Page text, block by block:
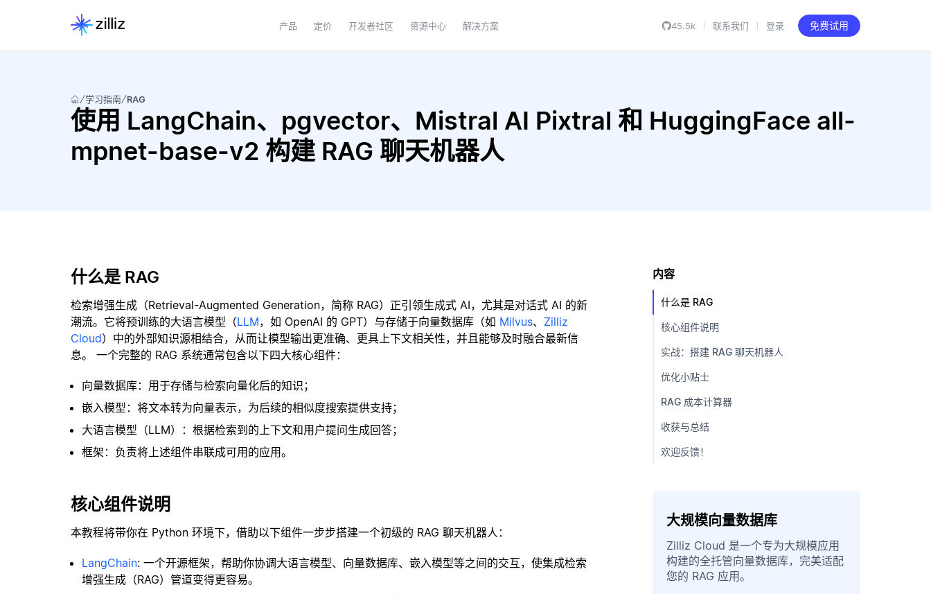
产品 定价 开发者社区 资源中心 解决方案 45.5k 联系我们 登录 免费试用
学习指南 RAG
使用 LangChain、pgvector、Mistral AI Pixtral 和 HuggingFace all-
mpnet-base-v2 构建 RAG 聊天机器人
什么是 RAG
检索增强生成（Retrieval-Augmented Generation，简称 RAG）正引领生成式 AI，尤其是对话式 AI 的新
潮流。它将预训练的大语言模型（LLM，如 OpenAI 的 GPT）与存储于向量数据库（如 Milvus、 Zilliz
Cloud）中的外部知识源相结合，从而让模型输出更准确、更具上下文相关性，并且能够及时融合最新信
息。 一个完整的 RAG 系统通常包含以下四大核心组件：
向量数据库：用于存储与检索向量化后的知识；
嵌入模型：将文本转为向量表示，为后续的相似度搜索提供支持；
大语言模型（LLM）：根据检索到的上下文和用户提问生成回答；
框架：负责将上述组件串联成可用的应用。
核心组件说明
本教程将带你在 Python 环境下，借助以下组件一步步搭建一个初级的 RAG 聊天机器人：
LangChain: 一个开源框架，帮助你协调大语言模型、向量数据库、嵌入模型等之间的交互，使集成检索
增强生成（RAG）管道变得更容易。
内容
什么是 RAG
核心组件说明
实战：搭建 RAG 聊天机器人
优化小贴士
RAG 成本计算器
收获与总结
欢迎反馈！
大规模向量数据库
Zilliz Cloud 是一个专为大规模应用
构建的全托管向量数据库，完美适配
您的 RAG 应用。